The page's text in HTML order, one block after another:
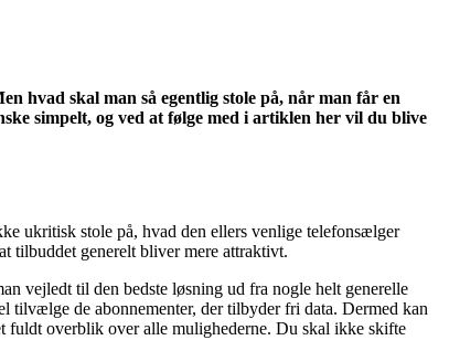
hvad skal man så egentlig stole på, når man får en
simpelt, og ved at følge med i artiklen her vil du blive
ukritisk stole på, hvad den ellers venlige telefonsælger
tilbuddet generelt bliver mere attraktivt.
vejledt til den bedste løsning ud fra nogle helt generelle
tilvælge de abonnementer, der tilbyder fri data. Dermed kan
fuldt overblik over alle mulighederne. Du skal ikke skifte